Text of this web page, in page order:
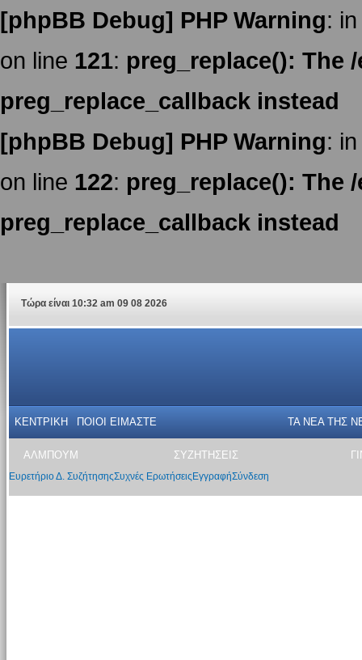
[phpBB Debug] PHP Warning:
on line 121: preg_replace(): The
preg_replace_callback instead
[phpBB Debug] PHP Warning:
on line 122: preg_replace(): The
preg_replace_callback instead
Τώρα είναι 10:32 am 09 08 2026
ΚΕΝΤΡΙΚΗ ΠΟΙΟΙ ΕΙΜΑΣΤΕ ΤΑ ΝΕΑ THΣ
ΑΛΜΠΟΥΜ ΣΥΖΗΤΗΣΕΙΣ
Ευρετήριο Δ. ΣυζήτησηςΣυχνές Ερωτήσεις ΕγγραφήΣύνδεση